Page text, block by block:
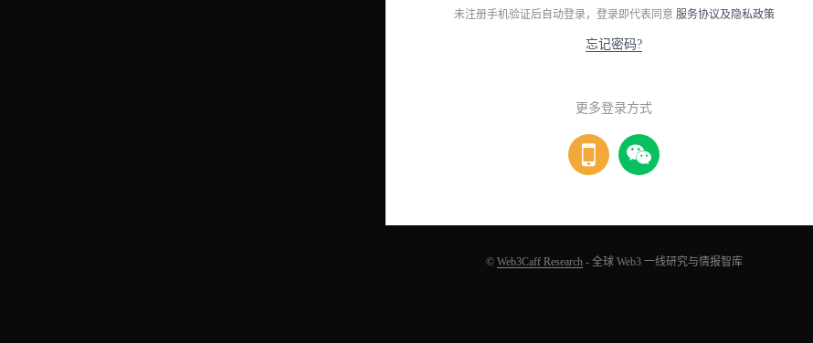
未注册手机验证后自动登录，登录即代表同意 服务协议及隐私政策
忘记密码?
更多登录方式
© Web3Caff Research- 全球 Web3 一线研究与情报智库